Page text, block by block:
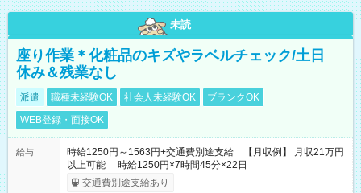
未読
座り作業＊化粧品のキズやラベルチェック/土日
休み＆残業なし
派遣 職種未経験OK 社会人未経験OK
ブランクOK
WEB登録・面接OK
給与
時給1250円～1563円+交通費別途支給 【月収例】 月収21万円
以上可能 時給1250円×7時間45分×22日
交通費別途支給あり